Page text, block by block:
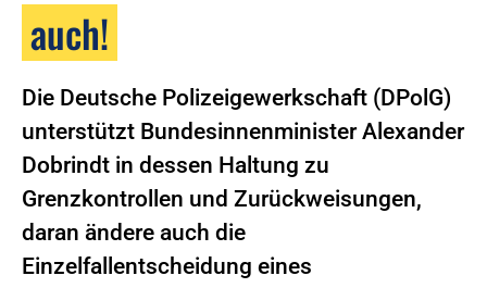
auch!
Die Deutsche Polizeigewerkschaft (DPolG)
unterstützt Bundesinnenminister Alexander
Dobrindt in dessen Haltung zu
Grenzkontrollen und Zurückweisungen,
daran ändere auch die
Einzelfallentscheidung eines